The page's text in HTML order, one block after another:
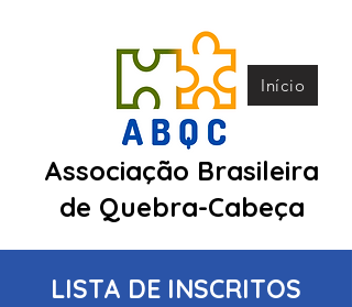
Início
Associação Brasileira
de Quebra-Cabeça
LISTA DE INSCRITOS